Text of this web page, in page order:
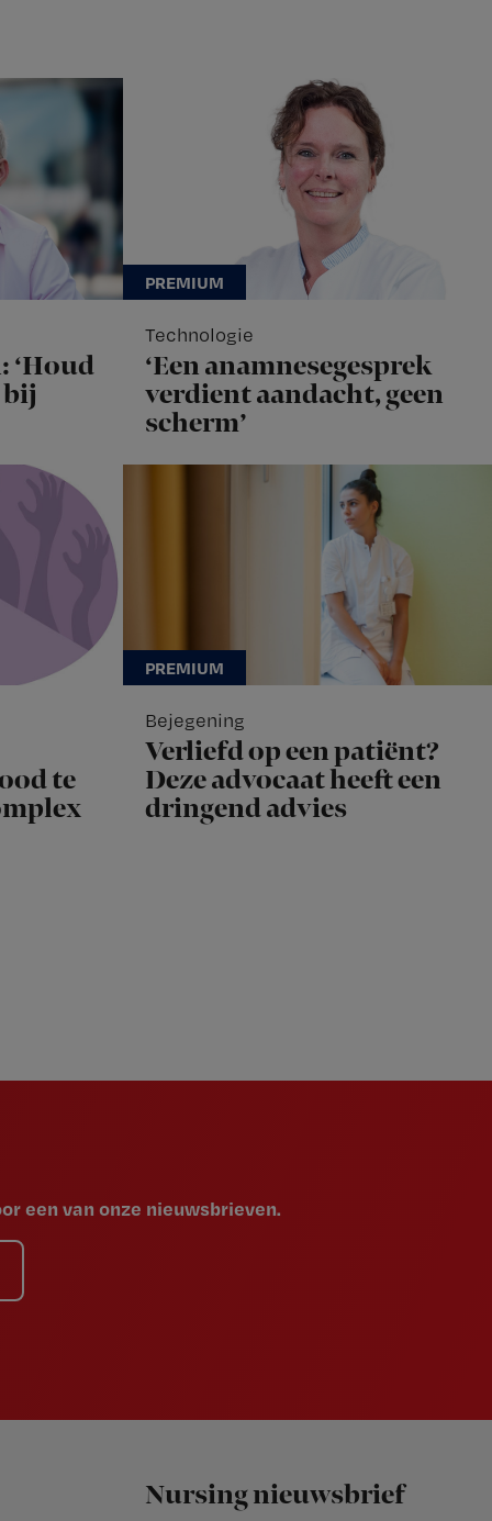
‘Houd
bij
Technologie
‘Een anamnesegesprek
verdient aandacht, geen
scherm’
te
Bejegening
Verliefd op een patiënt?
Deze advocaat heeft een
dringend advies
een van onze nieuwsbrieven.
Nursing nieuwsbrief